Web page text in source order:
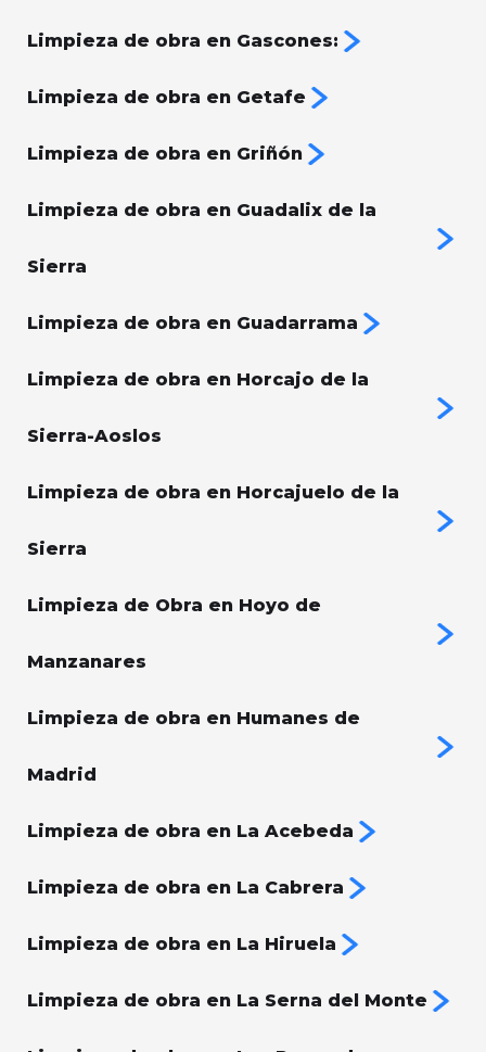
Limpieza de obra en Gascones:
Limpieza de obra en Getafe
Limpieza de obra en Griñón
Limpieza de obra en Guadalix de la
Sierra
Limpieza de obra en Guadarrama
Limpieza de obra en Horcajo de la
Sierra-Aoslos
Limpieza de obra en Horcajuelo de la
Sierra
Limpieza de Obra en Hoyo de
Manzanares
Limpieza de obra en Humanes de
Madrid
Limpieza de obra en La Acebeda
Limpieza de obra en La Cabrera
Limpieza de obra en La Hiruela
Limpieza de obra en La Serna del Monte